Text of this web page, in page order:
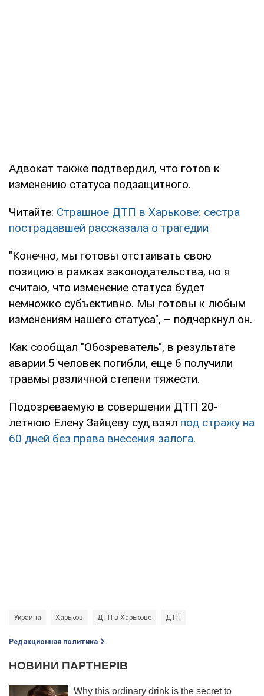
Адвокат также подтвердил, что готов к
изменению статуса подзащитного.
Читайте: Страшное ДТП в Харькове: сестра
пострадавшей рассказала о трагедии
"Конечно, мы готовы отстаивать свою
позицию в рамках законодательства, но я
считаю, что изменение статуса будет
немножко субъективно. Мы готовы к любым
изменениям нашего статуса", – подчеркнул он.
Как сообщал "Обозреватель", в результате
аварии 5 человек погибли, еще 6 получили
травмы различной степени тяжести.
Подозреваемую в совершении ДТП 20-
летнюю Елену Зайцеву суд взял под стражу на
60 дней без права внесения залога.
Украина Харьков ДТП в Харькове ДТП
Редакционная политика